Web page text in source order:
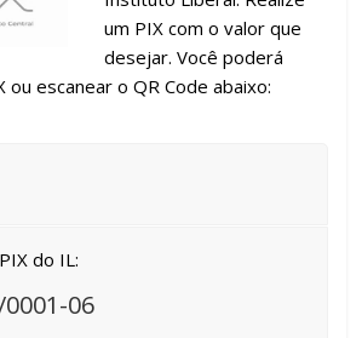
um PIX com o valor que
desejar. Você poderá
ou escanear o QR Code abaixo:
do IL:
06